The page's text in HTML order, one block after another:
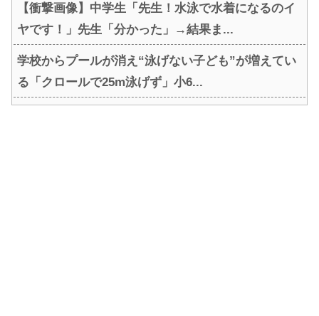
【衝撃画像】中学生「先生！水泳で水着になるのイ
ヤです！」先生「分かった」→結果ま...
学校からプールが消え“泳げない子ども”が増えてい
る「クロールで25m泳げず」小6...